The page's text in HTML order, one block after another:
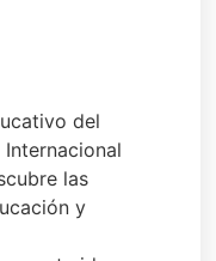
del
las
y